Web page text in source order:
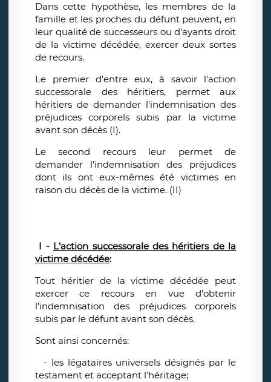
Dans cette hypothèse, les membres de la
famille et les proches du défunt peuvent, en
leur qualité de successeurs ou d'ayants droit
de la victime décédée, exercer deux sortes
de recours.
Le premier d'entre eux, à savoir l'action
successorale des héritiers, permet aux
héritiers de demander l'indemnisation des
préjudices corporels subis par la victime
avant son décès (I).
Le second recours leur permet de
demander l'indemnisation des préjudices
dont ils ont eux-mêmes été victimes en
raison du décès de la victime. (II)
I - L'action successorale des héritiers de la
victime décédée:
Tout héritier de la victime décédée peut
exercer ce recours en vue d'obtenir
l'indemnisation des préjudices corporels
subis par le défunt avant son décès.
Sont ainsi concernés:
- les légataires universels désignés par le
testament et acceptant l'héritage;